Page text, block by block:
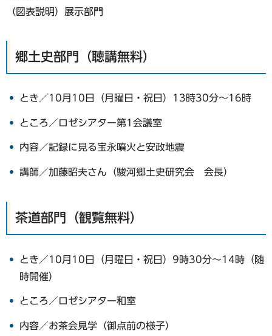
（図表説明）展示部門
郷土史部門（聴講無料）
とき／10月10日（月曜日・祝日）13時30分〜16時
ところ／ロゼシアター第1会議室
内容／記録に見る宝永噴火と安政地震
講師／加藤昭夫さん（駿河郷土史研究会 会長）
茶道部門（観覧無料）
とき／10月10日（月曜日・祝日）9時30分〜14時（随
時開催）
ところ／ロゼシアター和室
内容／お茶会見学（御点前の様子）